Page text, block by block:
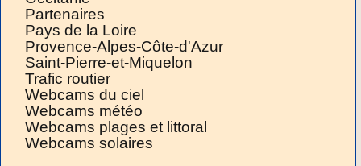
Partenaires
Pays de la Loire
Provence-Alpes-Côte-d'Azur
Saint-Pierre-et-Miquelon
Trafic routier
Webcams du ciel
Webcams météo
Webcams plages et littoral
Webcams solaires